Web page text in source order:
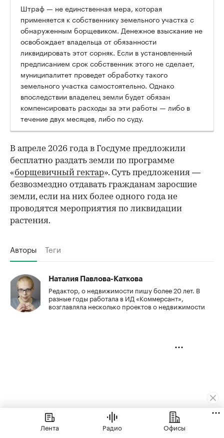
Штраф — не единственная мера, которая
применяется к собственнику земельного участка с
обнаруженным борщевиком. Денежное взыскание не
освобождает владельца от обязанности
ликвидировать этот сорняк. Если в установленный
предписанием срок собственник этого не сделает,
муниципалитет проведет обработку такого
земельного участка самостоятельно. Однако
впоследствии владелец земли будет обязан
компенсировать расходы за эти работы — либо в
течение двух месяцев, либо по суду.
В апреле 2026 года в Госдуме предложили
бесплатно раздать земли по программе
«борщевичный гектар». Суть предложения —
безвозмездно отдавать гражданам заросшие
земли, если на них более одного года не
проводятся мероприятия по ликвидации
растения.
Авторы Теги
Наталия Павлова-Каткова
Редактор, о недвижимости пишу более 20 лет. В
разные годы работала в ИД «Коммерсант»,
возглавляла несколько проектов о недвижимости
Лента Радио Офисы